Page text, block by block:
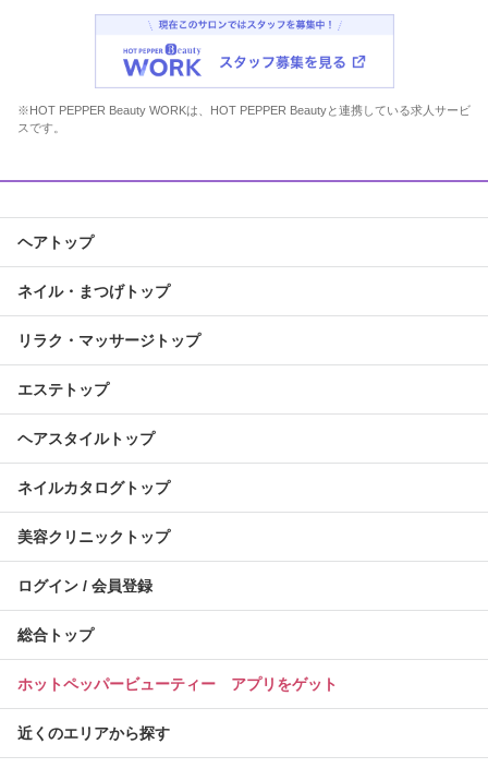
※HOT PEPPER Beauty WORKは、HOT PEPPER Beautyと連携している求人サービ
スです。
ヘアトップ
ネイル・まつげトップ
リラク・マッサージトップ
エステトップ
ヘアスタイルトップ
ネイルカタログトップ
美容クリニックトップ
ログイン / 会員登録
総合トップ
ホットペッパービューティー アプリをゲット
近くのエリアから探す